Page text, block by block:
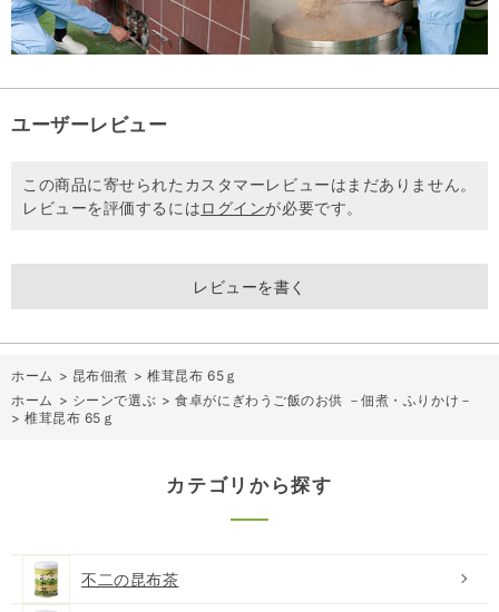
ユーザーレビュー
この商品に寄せられたカスタマーレビューはまだありません。
レビューを評価するにはログインが必要です。
レビューを書く
ホーム > 昆布佃煮 >椎茸昆布 65ｇ
ホーム > シーンで選ぶ >食卓がにぎわうご飯のお供 －佃煮・ふりかけ－
>椎茸昆布 65ｇ
カテゴリから探す
不二の昆布茶